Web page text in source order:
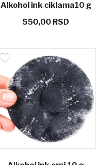
Alkohol ink ciklama10 g
550,00 RSD